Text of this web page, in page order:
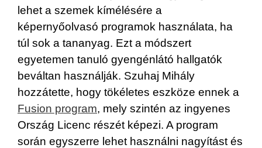
lehet a szemek kímélésére a
képernyőolvasó programok használata, ha
túl sok a tananyag. Ezt a módszert
egyetemen tanuló gyengénlátó hallgatók
beváltan használják. Szuhaj Mihály
hozzátette, hogy tökéletes eszköze ennek a
Fusion program, mely szintén az ingyenes
Ország Licenc részét képezi. A program
során egyszerre lehet használni nagyítást és